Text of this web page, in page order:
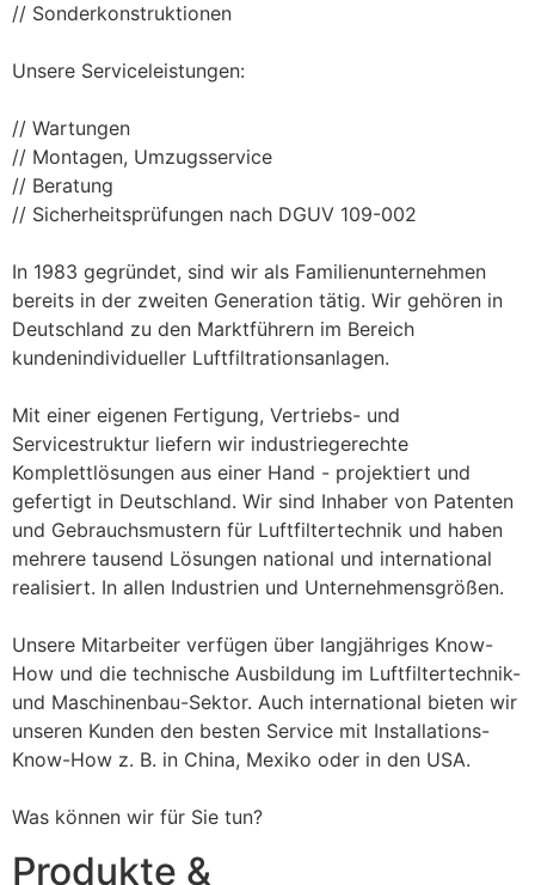
// Sonderkonstruktionen
Unsere Serviceleistungen:
// Wartungen
// Montagen, Umzugsservice
// Beratung
// Sicherheitsprüfungen nach DGUV 109-002
In 1983 gegründet, sind wir als Familienunternehmen
bereits in der zweiten Generation tätig. Wir gehören in
Deutschland zu den Marktführern im Bereich
kundenindividueller Luftfiltrationsanlagen.
Mit einer eigenen Fertigung, Vertriebs- und
Servicestruktur liefern wir industriegerechte
Komplettlösungen aus einer Hand - projektiert und
gefertigt in Deutschland. Wir sind Inhaber von Patenten
und Gebrauchsmustern für Luftfiltertechnik und haben
mehrere tausend Lösungen national und international
realisiert. In allen Industrien und Unternehmensgrößen.
Unsere Mitarbeiter verfügen über langjähriges Know-
How und die technische Ausbildung im Luftfiltertechnik-
und Maschinenbau-Sektor. Auch international bieten wir
unseren Kunden den besten Service mit Installations-
Know-How z. B. in China, Mexiko oder in den USA.
Was können wir für Sie tun?
Produkte &